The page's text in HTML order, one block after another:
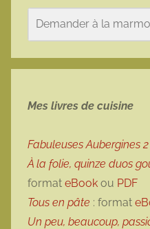
Mes livres de cuisine
Fabuleuses Aubergines 2
À la folie, quinze duos
format eBook ou PDF
Tous en pâte : format
Un peu, beaucoup,